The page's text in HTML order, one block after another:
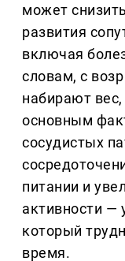
может
развития
включая
словам, с
набирают
основным
сосудистых
питании и
активности —
который
время.